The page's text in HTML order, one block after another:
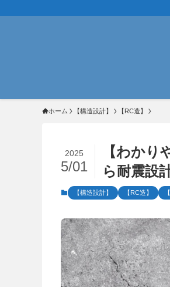
ホーム 【構造設計】 【RC造】
【わかり
ら耐震設
2025
5/01
【構造設計】 【RC造】